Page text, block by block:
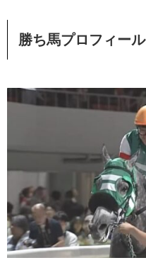
勝ち馬プロフィール